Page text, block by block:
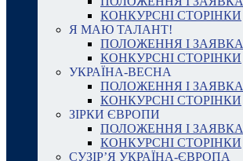
КОНКУРСНІ СТОРІНКИ
Я МАЮ ТАЛАНТ!
ПОЛОЖЕННЯ І ЗАЯВКА
КОНКУРСНІ СТОРІНКИ
УКРАЇНА-ВЕСНА
ПОЛОЖЕННЯ І ЗАЯВКА
КОНКУРСНІ СТОРІНКИ
ЗІРКИ ЄВРОПИ
ПОЛОЖЕННЯ І ЗАЯВКА
КОНКУРСНІ СТОРІНКИ
СУЗІР’Я УКРАЇНА-ЄВРОПА